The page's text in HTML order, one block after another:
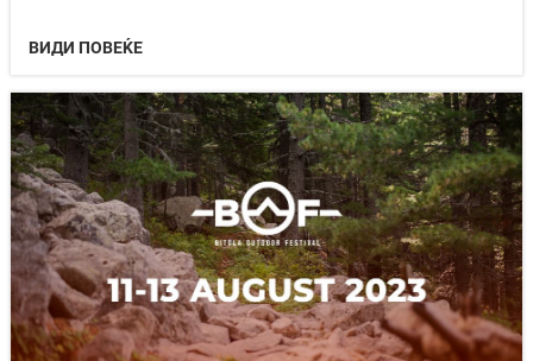
ВИДИ ПОВЕЌЕ